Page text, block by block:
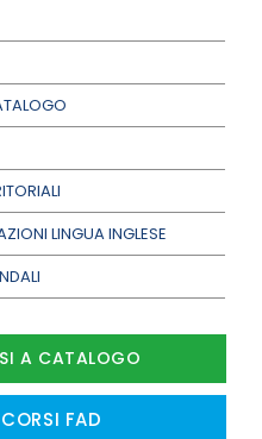
LINGUA INGLESE
A CATALOGO
FAD